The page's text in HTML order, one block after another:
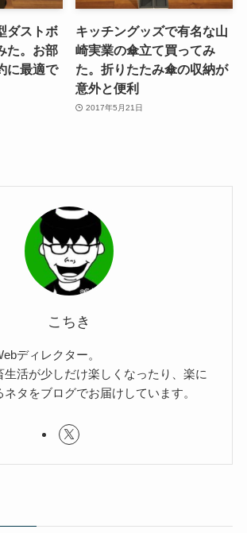
ダストボ
た。お部
に最適で
キッチングッズで有名な山
崎実業の傘立て買ってみ
た。折りたたみ傘の収納が
意外と便利
2017年5月21日
こちき
ディレクター。
生活が少しだけ楽しくなったり、楽に
タをブログでお届けしています。